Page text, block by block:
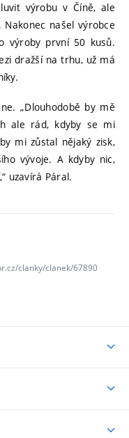
výrobu v Číně, ale
našel výrobce
výroby první 50 kusů.
dražší na trhu, už má
„Dlouhodobě by mě
ale rád, kdyby se mi
mi zůstal nějaký zisk,
vývoje. A kdyby nic,
uzavírá Páral.
clanky/clanek/67890